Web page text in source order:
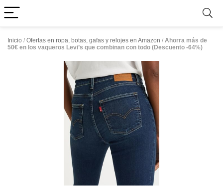
Inicio / Ofertas en ropa, botas, gafas y relojes en Amazon / Ahorra más de
50€ en los vaqueros Levi’s que combinan con todo (Descuento -64%)